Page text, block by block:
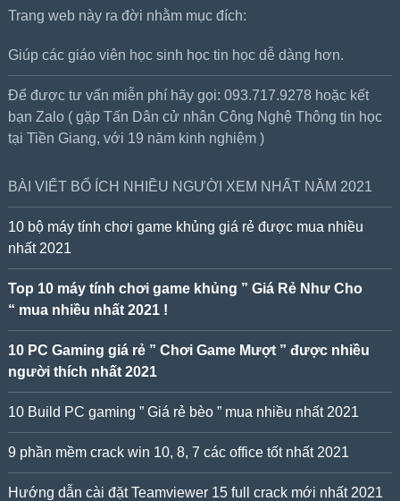
Trang web này ra đời nhằm mục đích:
Giúp các giáo viên học sinh học tin học dễ dàng hơn.
Để được tư vấn miễn phí hãy gọi: 093.717.9278 hoặc kết
bạn Zalo ( gặp Tấn Dân cử nhân Công Nghệ Thông tin học
tại Tiền Giang, với 19 năm kinh nghiệm )
BÀI VIẾT BỔ ÍCH NHIỀU NGƯỜI XEM NHẤT NĂM 2021
10 bộ máy tính chơi game khủng giá rẻ được mua nhiều
nhất 2021
Top 10 máy tính chơi game khủng ” Giá Rẻ Như Cho
“ mua nhiều nhất 2021 !
10 PC Gaming giá rẻ ” Chơi Game Mượt ” được nhiều
người thích nhất 2021
10 Build PC gaming ” Giá rẻ bèo ” mua nhiều nhất 2021
9 phần mềm crack win 10, 8, 7 các office tốt nhất 2021
Hướng dẫn cài đặt Teamviewer 15 full crack mới nhất 2021